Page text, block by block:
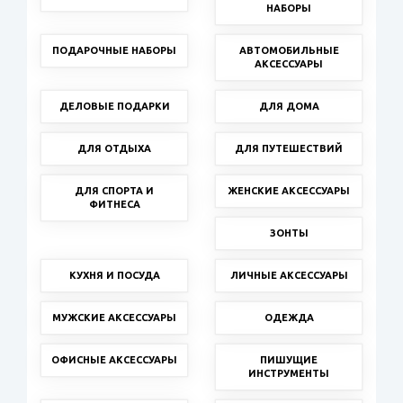
НАБОРЫ
ПОДАРОЧНЫЕ НАБОРЫ
АВТОМОБИЛЬНЫЕ
АКСЕССУАРЫ
ДЕЛОВЫЕ ПОДАРКИ ДЛЯ ДОМА
ДЛЯ ОТДЫХА ДЛЯ ПУТЕШЕСТВИЙ
ДЛЯ СПОРТА И
ФИТНЕСА
ЖЕНСКИЕ АКСЕССУАРЫ
ЗОНТЫ
КУХНЯ И ПОСУДА ЛИЧНЫЕ АКСЕССУАРЫ
МУЖСКИЕ АКСЕССУАРЫ ОДЕЖДА
ОФИСНЫЕ АКСЕССУАРЫ
ПИШУЩИЕ
ИНСТРУМЕНТЫ